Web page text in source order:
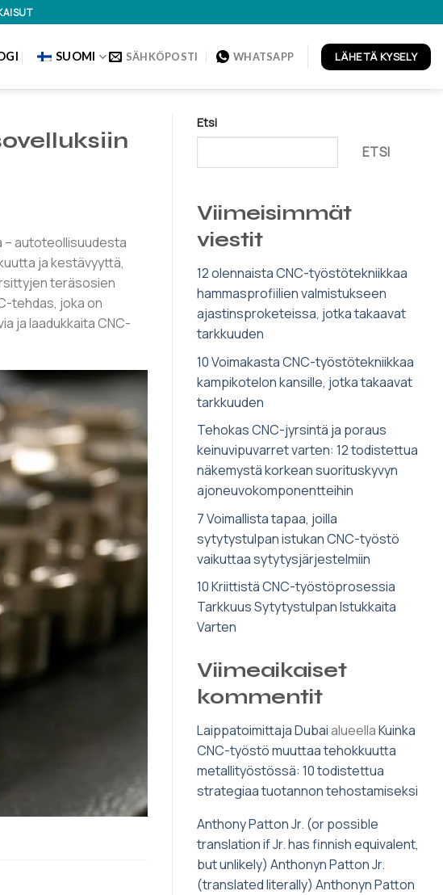
SUOMI SÄHKÖPOSTI WHATSAPP LÄHETÄ KYSELY
– autoteollisuudesta
ja kestävyyttä,
teräsosien
tehdas, joka on
ja laadukkaita CNC-
Etsi
ETSI
Viimeisimmät
viestit
12 olennaista CNC-työstötekniikkaa
hammasprofiilien valmistukseen
ajastinsproketeissa, jotka takaavat
tarkkuuden
10 Voimakasta CNC-työstötekniikkaa
kampikotelon kansille, jotka takaavat
tarkkuuden
Tehokas CNC-jyrsintä ja poraus
keinuvipuvarret varten: 12 todistettua
näkemystä korkean suorituskyvyn
ajoneuvokomponentteihin
7 Voimallista tapaa, joilla
sytytystulpan istukan CNC-työstö
vaikuttaa sytytysjärjestelmiin
10 Kriittistä CNC-työstöprosessia
Tarkkuus Sytytystulpan Istukkaita
Varten
Viimeaikaiset
kommentit
Laippatoimittaja DubaialueellaKuinka
CNC-työstö muuttaa tehokkuutta
metallityöstössä: 10 todistettua
strategiaa tuotannon tehostamiseksi
Anthony Patton Jr. (or possible
translation if Jr. has finnish equivalent,
but unlikely) Anthonyn Patton Jr.
(translated literally) Anthonyn Patton